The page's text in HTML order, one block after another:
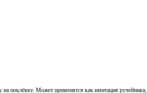
поклёвку. Может применятся как имитация ручейника,